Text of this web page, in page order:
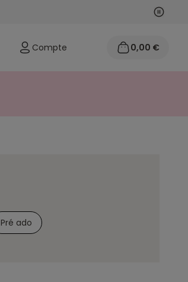
Compte 0,00 €
Pré ado